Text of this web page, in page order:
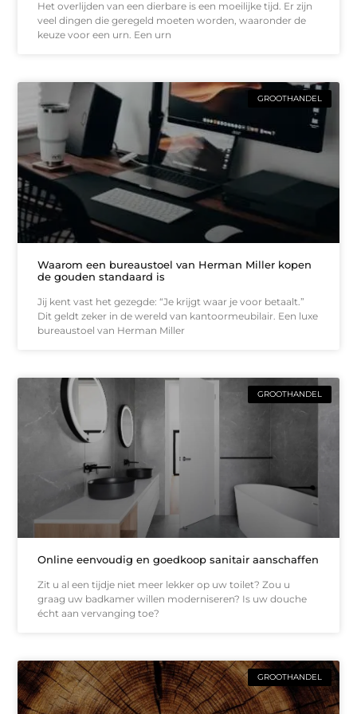
Het overlijden van een dierbare is een moeilijke tijd. Er zijn
veel dingen die geregeld moeten worden, waaronder de
keuze voor een urn. Een urn
GROOTHANDEL
Waarom een bureaustoel van Herman Miller kopen
de gouden standaard is
Jij kent vast het gezegde: “Je krijgt waar je voor betaalt.”
Dit geldt zeker in de wereld van kantoormeubilair. Een luxe
bureaustoel van Herman Miller
GROOTHANDEL
Online eenvoudig en goedkoop sanitair aanschaffen
Zit u al een tijdje niet meer lekker op uw toilet? Zou u
graag uw badkamer willen moderniseren? Is uw douche
écht aan vervanging toe?
GROOTHANDEL